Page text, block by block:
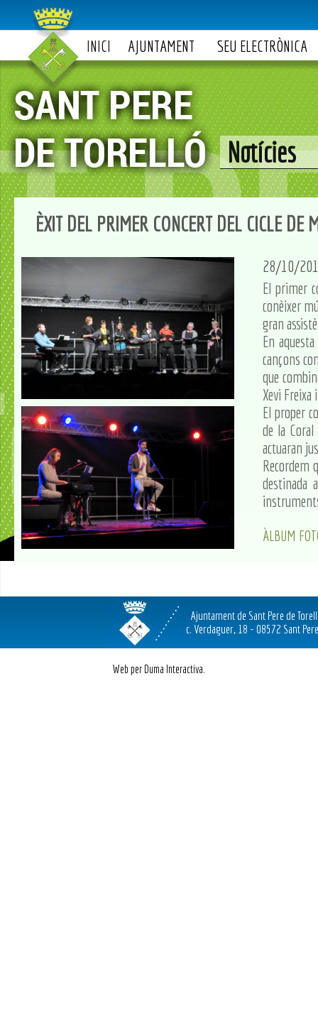
INICI AJUNTAMENT SEU ELECTRÒNICA
Notícies
ÈXIT DEL PRIMER CONCERT DEL CICLE DE
28/10/
El primer
conèixer
gran
En
cançons
que
Xevi
El proper
de la
actuaran
Recordem
destinada
ÀLBUM
Ajuntament de Sant Pere de
c. Verdaguer, 18 - 08572 Sant
Web per Duma Interactiva.